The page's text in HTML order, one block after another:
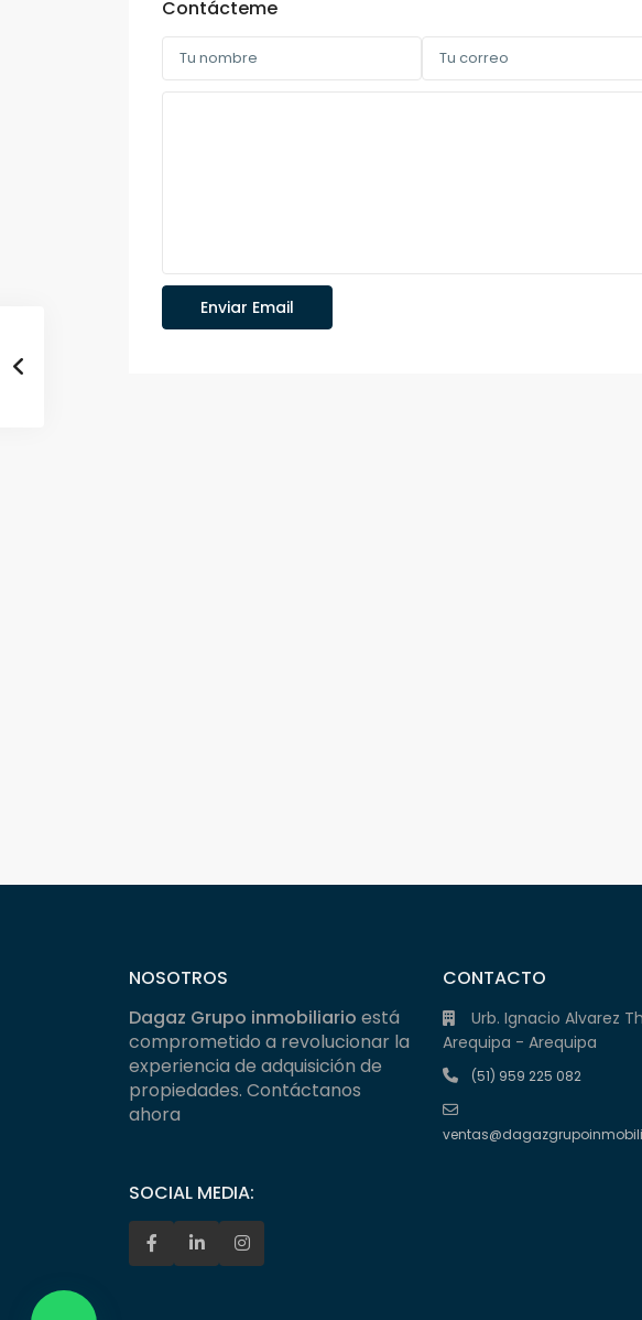
Contácteme
NOSOTROS
Dagaz Grupo inmobiliario está
comprometido a revolucionar la
experiencia de adquisición de
propiedades. Contáctanos
ahora
SOCIAL MEDIA:
CONTACTO
Urb. Ignacio Alvarez
Arequipa - Arequipa
(51) 959 225 082